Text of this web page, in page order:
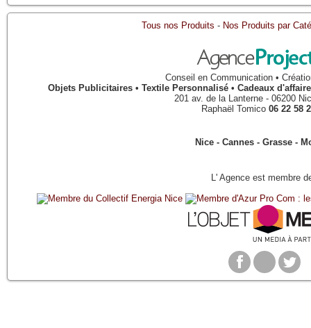
Tous nos Produits - Nos Produits par
Conseil en Communication •
Objets Publicitaires • Textile Personnalisé • Cadeaux
201 av. de la Lanterne - 06200
Raphaël Tomico 06 22 58
Nice - Cannes - Grasse -
L' Agence est membre